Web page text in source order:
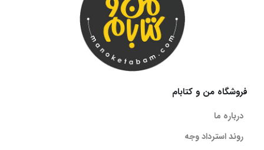
فروشگاه من و کتابام
درباره ما
روند استرداد وجه